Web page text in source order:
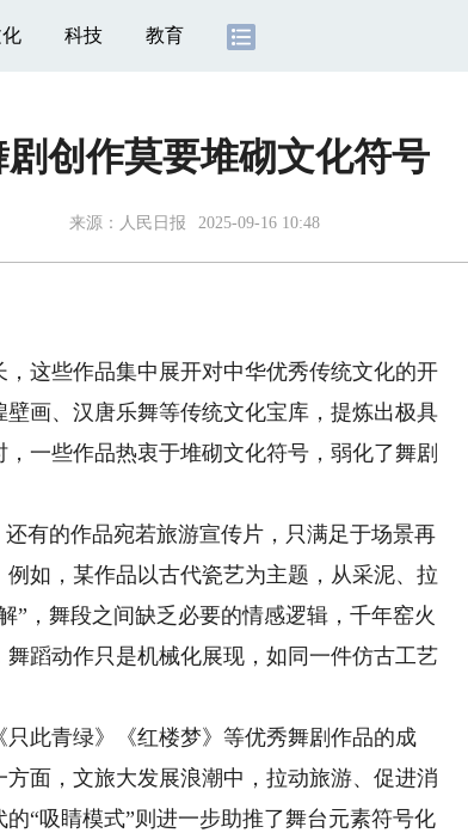
科技 教育
剧创作莫要堆砌文化符号
来源： 人民日报 2025-09-16 10:48
这些作品集中展开对中华优秀传统文化的开
画、汉唐乐舞等传统文化宝库，提炼出极具
一些作品热衷于堆砌文化符号，弱化了舞剧
有的作品宛若旅游宣传片，只满足于场景再
如，某作品以古代瓷艺为主题，从采泥、拉
”，舞段之间缺乏必要的情感逻辑，千年窑火
蹈动作只是机械化展现，如同一件仿古工艺
此青绿》《红楼梦》等优秀舞剧作品的成
面，文旅大发展浪潮中，拉动旅游、促进消
“吸睛模式”则进一步助推了舞台元素符号化